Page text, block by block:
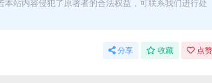
站内容侵犯了原著者的合法权益，可联系我们进行处
分享 收藏 点